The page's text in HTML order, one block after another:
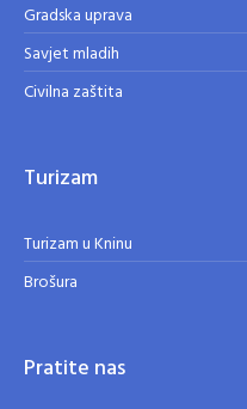
Gradska uprava
Savjet mladih
Civilna zaštita
Turizam
Turizam u Kninu
Brošura
Pratite nas